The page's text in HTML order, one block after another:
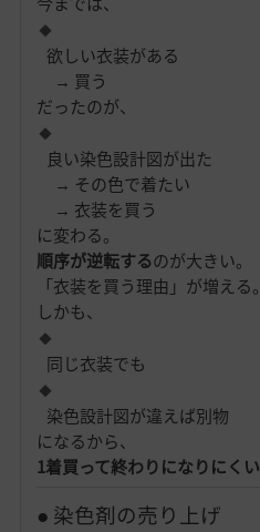
欲しい衣装がある
→ 買う
だったのが、
良い染色設計図が出た
→ その色で着たい
→ 衣装を買う
に変わる。
順序が逆転するのが大きい。
「衣装を買う理由」が増える。
しかも、
同じ衣装でも
染色設計図が違えば別物
になるから、
1着買って終わりになりにくい
● 染色剤の売り上げ